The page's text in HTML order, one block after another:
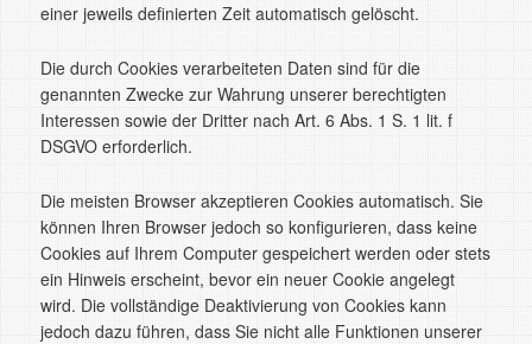
einer jeweils definierten Zeit automatisch gelöscht.
Die durch Cookies verarbeiteten Daten sind für die
genannten Zwecke zur Wahrung unserer berechtigten
Interessen sowie der Dritter nach Art. 6 Abs. 1 S. 1 lit. f
DSGVO erforderlich.
Die meisten Browser akzeptieren Cookies automatisch. Sie
können Ihren Browser jedoch so konfigurieren, dass keine
Cookies auf Ihrem Computer gespeichert werden oder stets
ein Hinweis erscheint, bevor ein neuer Cookie angelegt
wird. Die vollständige Deaktivierung von Cookies kann
jedoch dazu führen, dass Sie nicht alle Funktionen unserer